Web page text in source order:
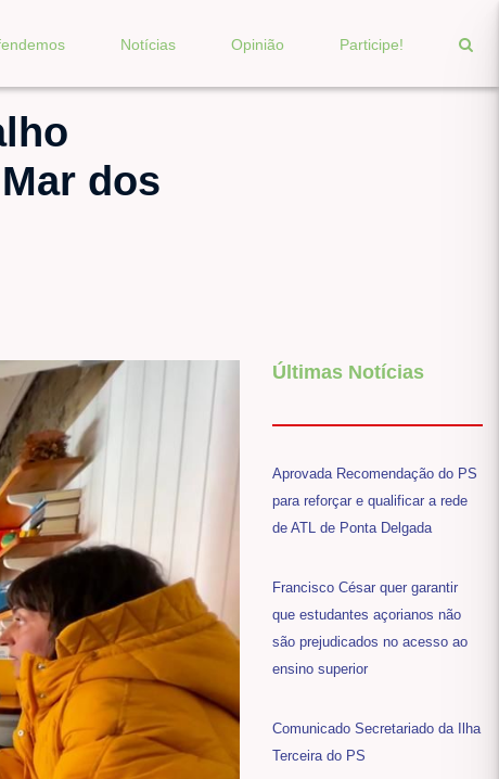
Notícias Opinião Participe!
dos
Últimas Notícias
Aprovada Recomendação do PS
para reforçar e qualificar a rede
de ATL de Ponta Delgada
Francisco César quer garantir
que estudantes açorianos não
são prejudicados no acesso ao
ensino superior
Comunicado Secretariado da Ilha
Terceira do PS